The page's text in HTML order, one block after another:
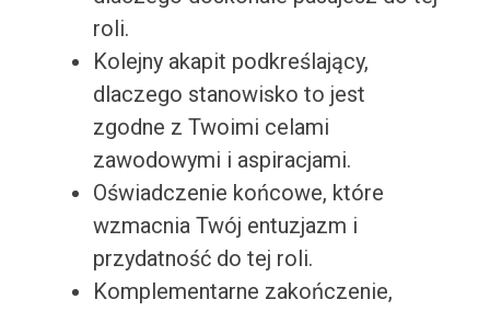
roli.
Kolejny akapit podkreślający,
dlaczego stanowisko to jest
zgodne z Twoimi celami
zawodowymi i aspiracjami.
Oświadczenie końcowe, które
wzmacnia Twój entuzjazm i
przydatność do tej roli.
Komplementarne zakończenie,